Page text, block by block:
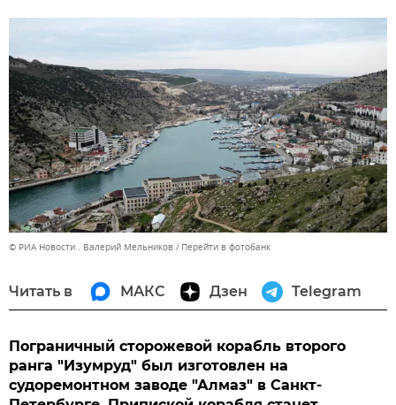
© РИА Новости . Валерий Мельников Перейти в фотобанк
Читать в МАКС Дзен Telegram
Пограничный сторожевой корабль второго
ранга "Изумруд" был изготовлен на
судоремонтном заводе "Алмаз" в Санкт-